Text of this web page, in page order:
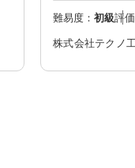
難易度： 初級評
株式会社テクノ